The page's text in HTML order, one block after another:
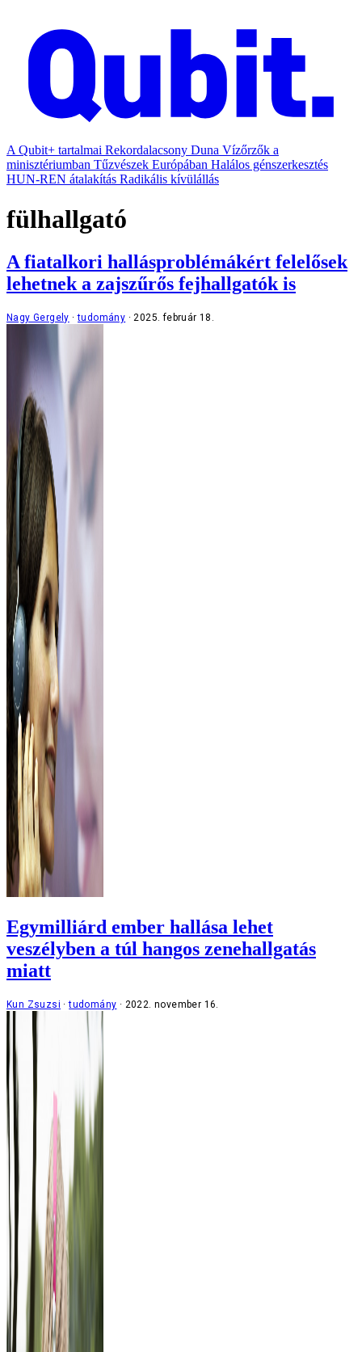
A Qubit+ tartalmai Rekordalacsony Duna Vízőrzők a
minisztériumban Tűzvészek Európában Halálos génszerkesztés
HUN-REN átalakítás Radikális kívülállás
fülhallgató
A fiatalkori hallásproblémákért felelősek
lehetnek a zajszűrős fejhallgatók is
Nagy Gergely tudomány 2025. február 18.
Egymilliárd ember hallása lehet
veszélyben a túl hangos zenehallgatás
miatt
Kun Zsuzsi tudomány 2022. november 16.